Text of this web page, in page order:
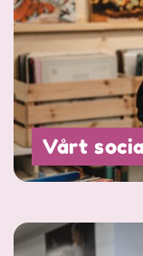
Vårt